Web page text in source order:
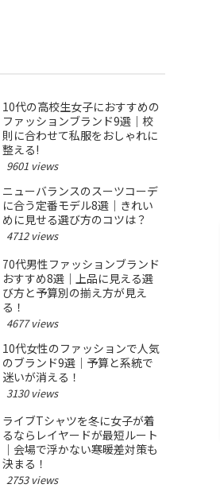
10代の高校生女子におすすめの
ファッションブランド9選｜校
則に合わせて私服をおしゃれに
整える!
9601 views
ニューバランスのスーツコーデ
に合う定番モデル8選｜きれい
めに見せる選び方のコツは？
4712 views
70代男性ファッションブランド
おすすめ8選｜上品に見える選
び方と予算別の揃え方が見え
る！
4677 views
10代女性のファッションで人気
のブランド9選｜予算と系統で
迷いが消える！
3130 views
ライブTシャツを冬に女子が着
るならレイヤードが最短ルート
｜会場で浮かない寒暖差対策も
決まる！
2753 views